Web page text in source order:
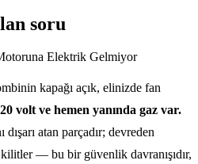
soru
Elektrik Gelmiyor
kapağı açık, elinizde fan
volt ve hemen yanında gaz var.
atan parçadır; devreden
kilitler — bu bir güvenlik davranışıdır,